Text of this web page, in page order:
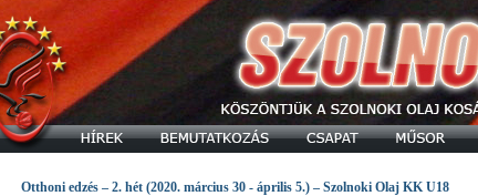
Otthoni edzés – 2. hét (2020. március 30 - április 5.) – Szolnoki Olaj KK U18